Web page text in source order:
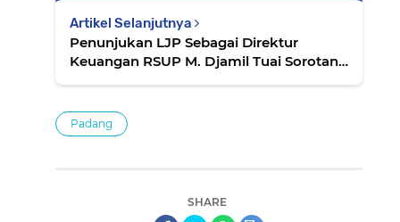
Artikel Selanjutnya
Penunjukan LJP Sebagai Direktur
Keuangan RSUP M. Djamil Tuai Sorotan
Padang
SHARE